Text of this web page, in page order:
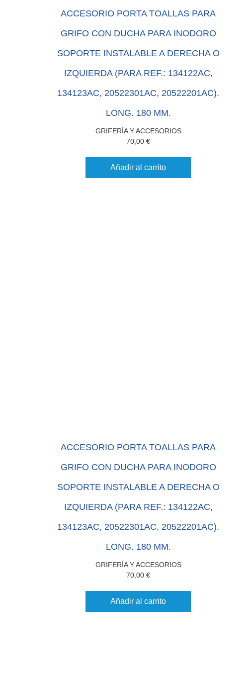
ACCESORIO PORTA TOALLAS PARA
GRIFO CON DUCHA PARA INODORO
SOPORTE INSTALABLE A DERECHA O
IZQUIERDA (PARA REF.: 134122AC,
134123AC, 20522301AC, 20522201AC).
LONG. 180 MM.
GRIFERÍA Y ACCESORIOS
70,00€
Añadir al carrito
ACCESORIO PORTA TOALLAS PARA
GRIFO CON DUCHA PARA INODORO
SOPORTE INSTALABLE A DERECHA O
IZQUIERDA (PARA REF.: 134122AC,
134123AC, 20522301AC, 20522201AC).
LONG. 180 MM.
GRIFERÍA Y ACCESORIOS
70,00€
Añadir al carrito